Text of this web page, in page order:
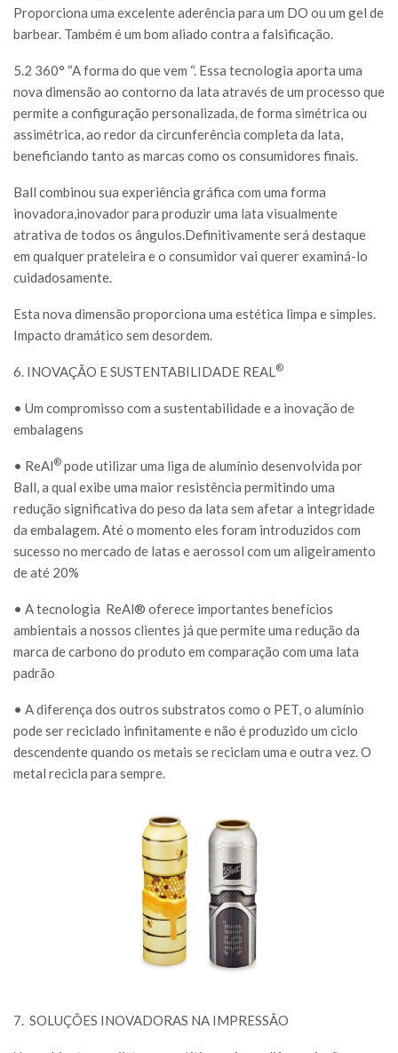
Proporciona uma excelente aderência para um DO ou um gel de
barbear. Também é um bom aliado contra a falsificação.
5.2 360° “A forma do que vem “. Essa tecnologia aporta uma
nova dimensão ao contorno da lata através de um processo que
permite a configuração personalizada, de forma simétrica ou
assimétrica, ao redor da circunferência completa da lata,
beneficiando tanto as marcas como os consumidores finais.
Ball combinou sua experiência gráfica com uma forma
inovadora,inovador para produzir uma lata visualmente
atrativa de todos os ângulos.Definitivamente será destaque
em qualquer prateleira e o consumidor vai querer examiná-lo
cuidadosamente.
Esta nova dimensão proporciona uma estética limpa e simples.
Impacto dramático sem desordem.
6. INOVAÇÃO E SUSTENTABILIDADE REAL ®
• Um compromisso com a sustentabilidade e a inovação de
embalagens
• ReAl® pode utilizar uma liga de alumínio desenvolvida por
Ball, a qual exibe uma maior resistência permitindo uma
redução significativa do peso da lata sem afetar a integridade
da embalagem. Até o momento eles foram introduzidos com
sucesso no mercado de latas e aerossol com um aligeiramento
de até 20%
• A tecnologia ReAl® oferece importantes benefícios
ambientais a nossos clientes já que permite uma redução da
marca de carbono do produto em comparação com uma lata
padrão
• A diferença dos outros substratos como o PET, o alumínio
pode ser reciclado infinitamente e não é produzido um ciclo
descendente quando os metais se reciclam uma e outra vez. O
metal recicla para sempre.
7. SOLUÇÕES INOVADORAS NA IMPRESSÃO